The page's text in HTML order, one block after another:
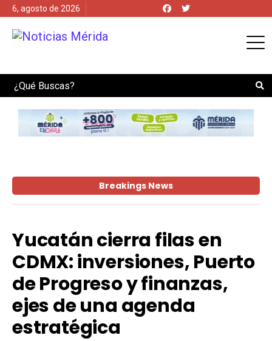
6, agosto de 2026
Search
Breakings News
Yucatán cierra filas en
CDMX: inversiones, Puerto
de Progreso y finanzas,
ejes de una agenda
estratégica